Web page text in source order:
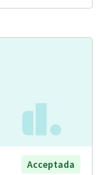
Acceptada